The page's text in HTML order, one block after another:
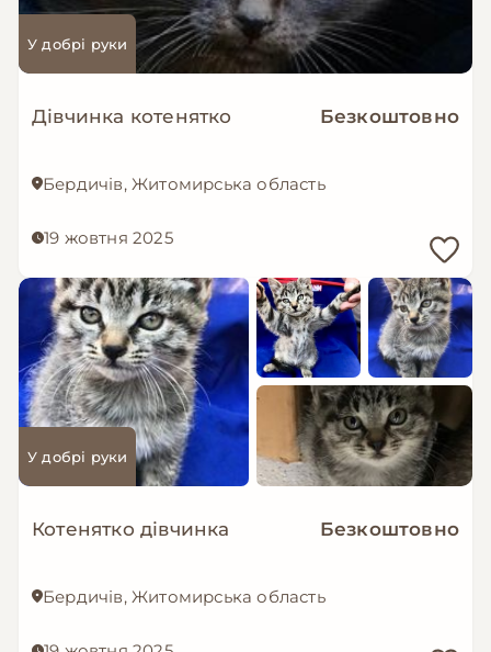
У добрі руки
Дівчинка котенятко Безкоштовно
Бердичів, Житомирська область
19 жовтня 2025
У добрі руки
Котенятко дівчинка Безкоштовно
Бердичів, Житомирська область